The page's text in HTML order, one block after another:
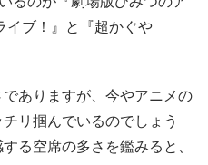
イブ！』と『超かぐや
ありますが、今やアニメの
リ掴んでいるのでしょう
る空席の多さを鑑みると、